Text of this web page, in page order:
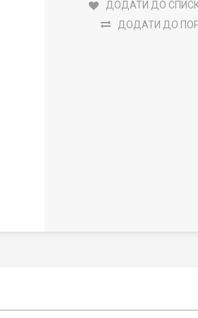
ДОДАТИ ДО
ДОДАТИ ДО